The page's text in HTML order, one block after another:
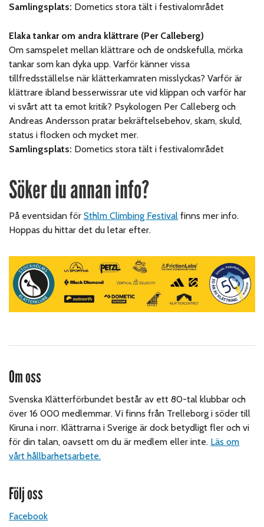
Samlingsplats: Dometics stora tält i festivalområdet
Elaka tankar om andra klättrare (Per Calleberg)
Om samspelet mellan klättrare och de ondskefulla, mörka
tankar som kan dyka upp. Varför känner vissa
tillfredsställelse när klätterkamraten misslyckas? Varför är
klättrare ibland besserwissrar ute vid klippan och varför har
vi svårt att ta emot kritik? Psykologen Per Calleberg och
Andreas Andersson pratar bekräftelsebehov, skam, skuld,
status i flocken och mycket mer.
Samlingsplats: Dometics stora tält i festivalområdet
Söker du annan info?
På eventsidan förSthlm Climbing Festival finns mer info.
Hoppas du hittar det du letar efter.
Om oss
Svenska Klätterförbundet består av ett 80-tal klubbar och
över 16 000 medlemmar. Vi finns från Trelleborg i söder till
Kiruna i norr. Klättrarna i Sverige är dock betydligt fler och vi
för din talan, oavsett om du är medlem eller inte. Läs om
vårt hållbarhetsarbete.
Följ oss
Facebook